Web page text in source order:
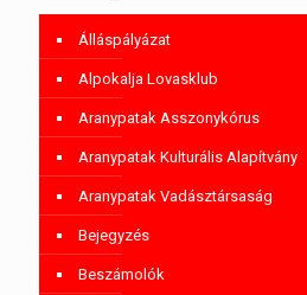
Álláspályázat
Alpokalja Lovasklub
Aranypatak Asszonykórus
Aranypatak Kulturális Alapítvány
Aranypatak Vadásztársaság
Bejegyzés
Beszámolók